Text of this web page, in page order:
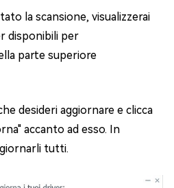
la scansione, visualizzerai
disponibili per
parte superiore
desideri aggiornare e clicca
accanto ad esso. In
tutti.